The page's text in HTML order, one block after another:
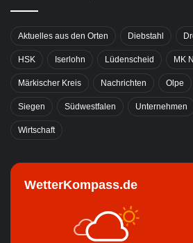
Aktuelles aus den Orten Diebstahl
HSK Iserlohn Lüdenscheid MK
Märkischer Kreis Nachrichten Olpe
Siegen Südwestfalen Unternehmen
Wirtschaft
WetterKompass.de